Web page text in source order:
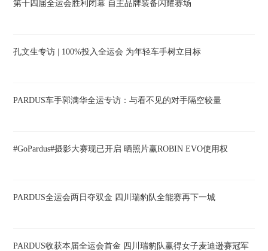
第十四届全运会胜利闭幕 自主品牌装备闪耀赛场
孔文生专访 | 100%投入全运会 为年轻车手树立目标
PARDUS车手郭满华全运专访：与看不见的对手隔空较量
#GoPardus#摄影大赛现已开启 晒照片赢ROBIN EVO使用权
PARDUS全运会两日夺双金 四川瑞豹队全能赛再下一城
PARDUS收获本届全运会首金 四川瑞豹队赢得女子麦迪逊赛冠军